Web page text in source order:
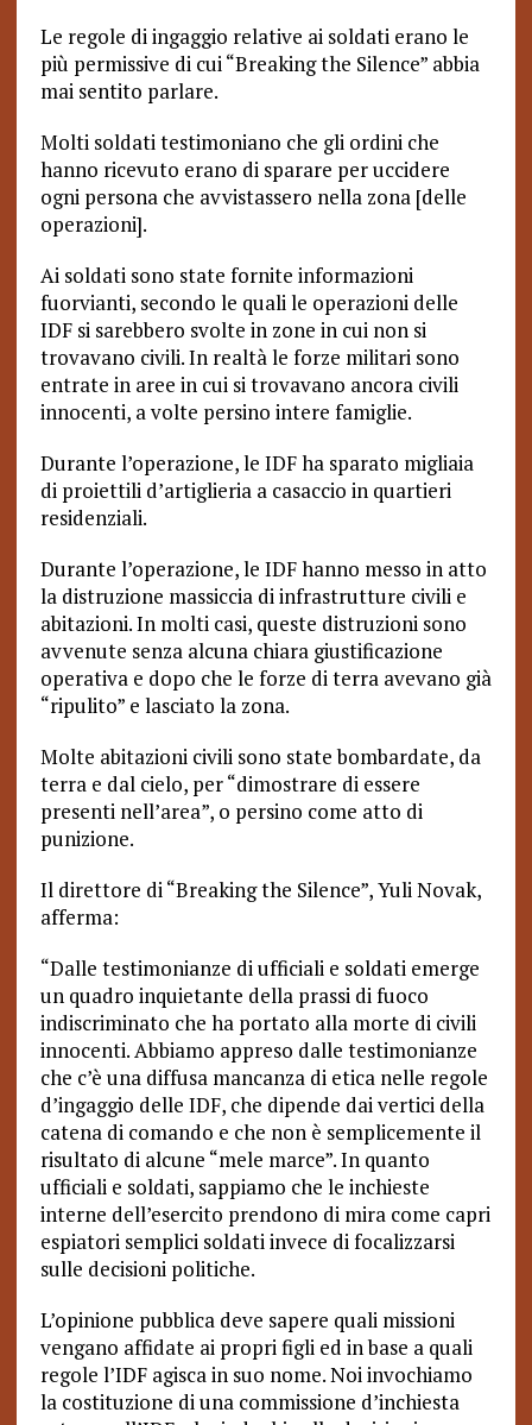
Le regole di ingaggio relative ai soldati erano le
più permissive di cui “Breaking the Silence” abbia
mai sentito parlare.
Molti soldati testimoniano che gli ordini che
hanno ricevuto erano di sparare per uccidere
ogni persona che avvistassero nella zona [delle
operazioni].
Ai soldati sono state fornite informazioni
fuorvianti, secondo le quali le operazioni delle
IDF si sarebbero svolte in zone in cui non si
trovavano civili. In realtà le forze militari sono
entrate in aree in cui si trovavano ancora civili
innocenti, a volte persino intere famiglie.
Durante l’operazione, le IDF ha sparato migliaia
di proiettili d’artiglieria a casaccio in quartieri
residenziali.
Durante l’operazione, le IDF hanno messo in atto
la distruzione massiccia di infrastrutture civili e
abitazioni. In molti casi, queste distruzioni sono
avvenute senza alcuna chiara giustificazione
operativa e dopo che le forze di terra avevano già
“ripulito” e lasciato la zona.
Molte abitazioni civili sono state bombardate, da
terra e dal cielo, per “dimostrare di essere
presenti nell’area”, o persino come atto di
punizione.
Il direttore di “Breaking the Silence”, Yuli Novak,
afferma:
“Dalle testimonianze di ufficiali e soldati emerge
un quadro inquietante della prassi di fuoco
indiscriminato che ha portato alla morte di civili
innocenti. Abbiamo appreso dalle testimonianze
che c’è una diffusa mancanza di etica nelle regole
d’ingaggio delle IDF, che dipende dai vertici della
catena di comando e che non è semplicemente il
risultato di alcune “mele marce”. In quanto
ufficiali e soldati, sappiamo che le inchieste
interne dell’esercito prendono di mira come capri
espiatori semplici soldati invece di focalizzarsi
sulle decisioni politiche.
L’opinione pubblica deve sapere quali missioni
vengano affidate ai propri figli ed in base a quali
regole l’IDF agisca in suo nome. Noi invochiamo
la costituzione di una commissione d’inchiesta